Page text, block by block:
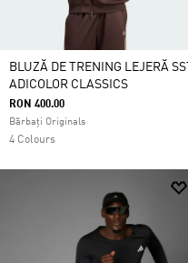
BLUZĂ DE TRENING LEJERĂ SST
ADICOLOR CLASSICS
RON 400.00
Bărbați Originals
4 Colours